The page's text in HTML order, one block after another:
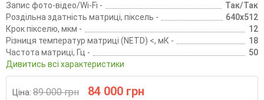
Запис фото-відео/Wi-Fi -
Так/Так
Роздільна здатність матриці, піксель -
640х512
Крок пікселю, мкм -
12
Різниця температур матриці (NETD) <, мК -
18
Частота матриці, Гц -
50
Дивитись всі характеристики
Ціна: 89 000 грн 84 000 грн